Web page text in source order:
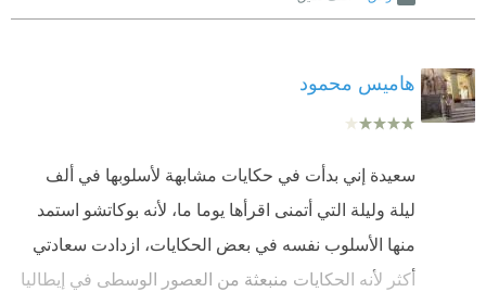
هاميس محمود
سعيدة إني بدأت في حكايات مشابهة لأسلوبها في ألف
ليلة وليلة التي أتمنى اقرأها يوما ما، لأنه بوكاتشو استمد
منها الأسلوب نفسه في بعض الحكايات، ازدادت سعادتي
أكثر لأنه الحكايات منبعثة من العصور الوسطى في إيطاليا